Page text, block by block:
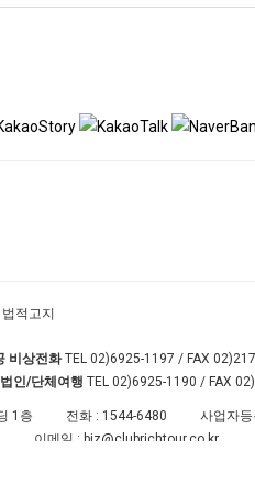
적고지
비상전화TEL 02)6925-1197 / FAX
법인/단체여행 TEL 02)6925-1190 / FAX
1층 전화 : 1544-6480 사업자등
이메일 : biz@clubrichtour.co.kr